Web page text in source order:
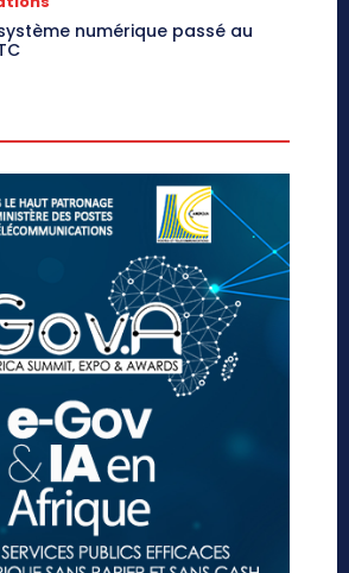
numérique passé au